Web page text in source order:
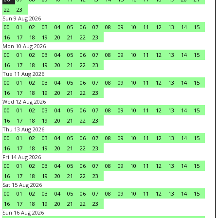
22
23
Sun 9 Aug 2026
00
01 02 03 04 05 06 07 08 09 10 11 12 13 14
15
16
17 18 19 20 21 22
23
Mon 10 Aug 2026
00
01 02 03 04 05 06 07 08 09 10 11 12 13 14
15
16
17 18 19 20 21 22
23
Tue 11 Aug 2026
00
01 02 03 04 05 06 07 08 09 10 11 12 13 14
15
16
17 18 19 20 21 22
23
Wed 12 Aug 2026
00
01 02 03 04 05 06 07 08 09 10 11 12 13 14
15
16
17 18 19 20 21 22
23
Thu 13 Aug 2026
00
01 02 03 04 05 06 07 08 09 10 11 12 13 14
15
16
17 18 19 20 21 22
23
Fri 14 Aug 2026
00
01 02 03 04 05 06 07 08 09 10 11 12 13 14
15
16
17 18 19 20 21 22
23
Sat 15 Aug 2026
00
01 02 03 04 05 06 07 08 09 10 11 12 13 14
15
16
17 18 19 20 21 22
23
Sun 16 Aug 2026